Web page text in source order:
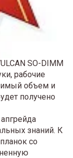
SO-DIMM
рабочие
объем и
получено
знаний. К
со